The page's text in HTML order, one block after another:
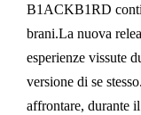
B1ACKB1RD
brani.La nuova
esperienze vissute
versione di se
affrontare, durante